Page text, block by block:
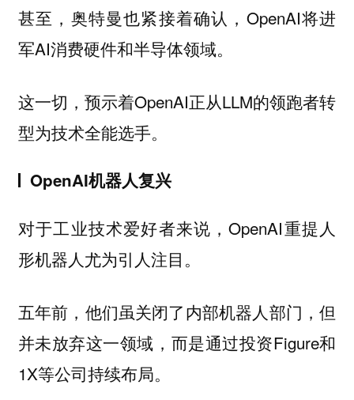
甚至，奥特曼也紧接着确认，OpenAI将进
军AI消费硬件和半导体领域。
这一切，预示着OpenAI正从LLM的领跑者转
型为技术全能选手。
OpenAI机器人复兴
对于工业技术爱好者来说，OpenAI重提人
形机器人尤为引人注目。
五年前，他们虽关闭了内部机器人部门，但
并未放弃这一领域，而是通过投资Figure和
1X等公司持续布局。